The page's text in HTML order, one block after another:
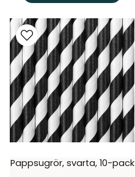
Pappsugrör, svarta, 10-pack